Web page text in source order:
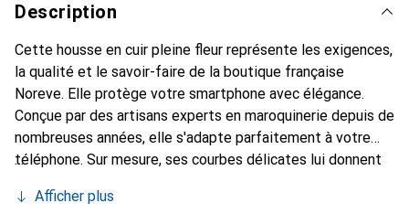
Description
Cette housse en cuir pleine fleur représente les exigences,
la qualité et le savoir-faire de la boutique française
Noreve. Elle protège votre smartphone avec élégance.
Conçue par des artisans experts en maroquinerie depuis de
nombreuses années, elle s'adapte parfaitement à votre
téléphone. Sur mesure, ses courbes délicates lui donnent
chic et indispensable pour votre smartphone. Reconnaît
Afficher plus